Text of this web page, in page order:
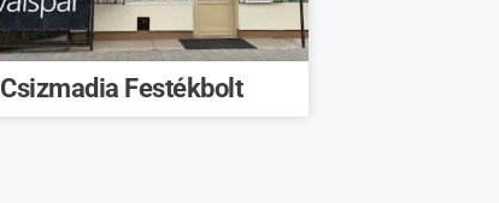
Csizmadia Festékbolt